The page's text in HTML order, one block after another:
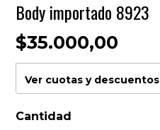
Body importado 8923
$35.000,00
Ver cuotas y descuentos
Cantidad